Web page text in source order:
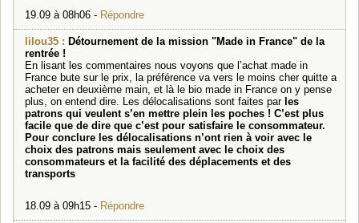
19.09 à 08h06 - Répondre
lilou35 : Détournement de la mission "Made in France" de la
rentrée !
En lisant les commentaires nous voyons que l’achat made in
France bute sur le prix, la préférence va vers le moins cher quitte a
acheter en deuxième main, et là le bio made in France on y pense
plus, on entend dire. Les délocalisations sont faites par les
patrons qui veulent s’en mettre plein les poches ! C’est plus
facile que de dire que c’est pour satisfaire le consommateur.
Pour conclure les délocalisations n’ont rien à voir avec le
choix des patrons mais seulement avec le choix des
consommateurs et la facilité des déplacements et des
transports
18.09 à 09h15 - Répondre